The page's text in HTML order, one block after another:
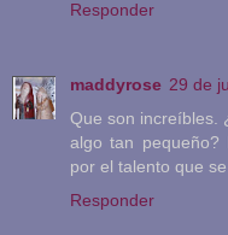
Responder
maddyrose 29 de
Que son increíbles.
algo tan pequeño?
por el talento que
Responder